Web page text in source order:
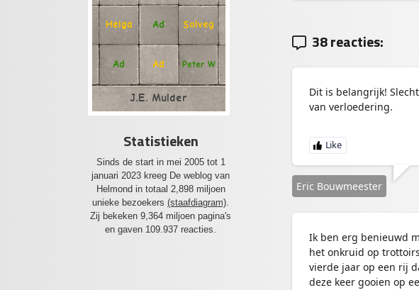
Helga Ad Solveg
Ad Ad Peter W
J.E. Mulder
Statistieken
Sinds de start in mei 2005 tot 1
januari 2023 kreeg De weblog van
Helmond in totaal 2,898 miljoen
unieke bezoekers (staafdiagram)
Zij bekeken 9,364 miljoen pagina's
en gaven 109.937 reacties.
38 reacties:
Dit is belangrijk!
van verloedering.
Eric Bouwmeester
Ik ben erg benieuwd
het onkruid op
vierde jaar op een rij
deze keer gooien op